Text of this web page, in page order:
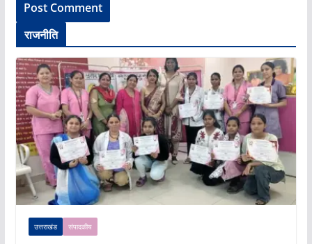
राजनीति
उत्तराखंड संपादकीय